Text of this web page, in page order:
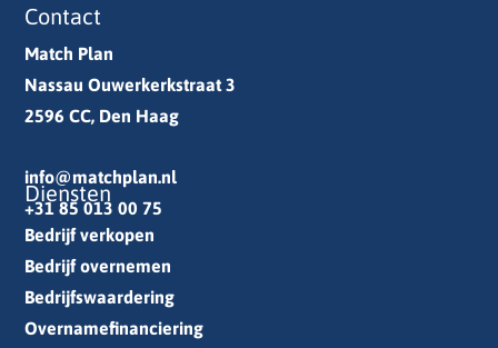
Contact
Match Plan
Nassau Ouwerkerkstraat 3
2596 CC, Den Haag
info@matchplan.nl
+31 85 013 00 75
Diensten
Bedrijf verkopen
Bedrijf overnemen
Bedrijfswaardering
Overnamefinanciering